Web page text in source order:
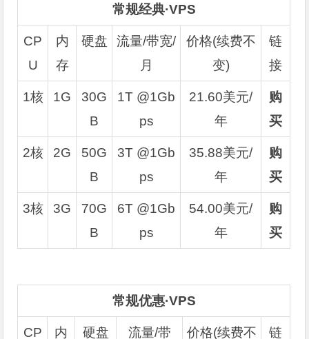
常规经典·VPS
CP
U
内
存
硬盘
流量/带宽/
月
价格(续费不
变)
链
接
1核 1G
30G
B
1T @1Gb
ps
21.60美元/
年
购
买
2核 2G
50G
B
3T @1Gb
ps
35.88美元/
年
购
买
3核 3G
70G
B
6T @1Gb
ps
54.00美元/
年
购
买
常规优惠·VPS
CP
内
硬盘
流量/带
价格(续费不
链